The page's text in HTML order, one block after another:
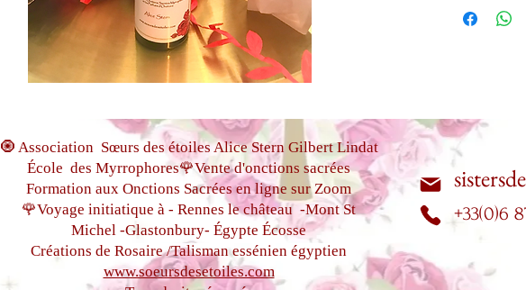
On a voulu la
parfums
dans le monde
🧿 Association Sœurs des étoiles Alice Stern Gilbert Lindat
École des Myrrophores🌹Vente d'onctions sacrées
Formation aux Onctions Sacréesen ligne sur Zoom
🌹Voyage initiatique à - Rennes le château -Mont St
Michel -Glastonbury- Égypte Écosse
Créations de Rosaire /Talisman essénien égyptien
www.soeursdesetoiles.com
+33(0)6